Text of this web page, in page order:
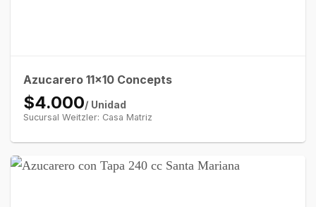
Azucarero 11×10 Concepts
$4.000/ Unidad
Sucursal Weitzler: Casa Matriz